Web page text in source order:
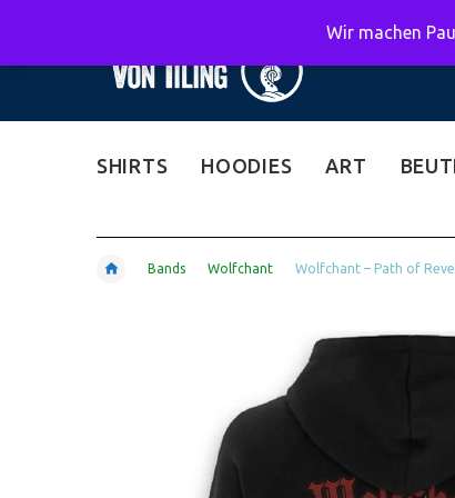
SHIRTS HOODIES ART
Bands Wolfchant Wolfchant – Path of
Wir machen